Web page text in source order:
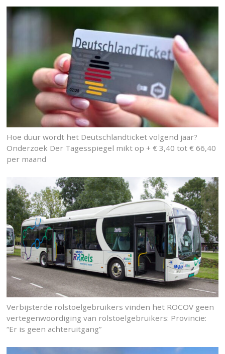
Hoe duur wordt het Deutschlandticket volgend jaar?
Onderzoek Der Tagesspiegel mikt op + € 3,40 tot € 66,40
per maand
Verbijsterde rolstoelgebruikers vinden het ROCOV geen
vertegenwoordiging van rolstoelgebruikers: Provincie:
“Er is geen achteruitgang”